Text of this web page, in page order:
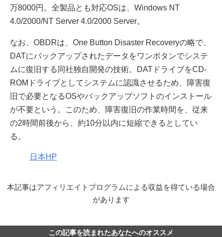
万8000円。全製品とも対応OSは、Windows NT
4.0/2000/NT Server 4.0/2000 Server。
なお、OBDRは、One Button Disaster Recoveryの略で、
DATにバックアップされたデータをワンボタンでシステ
ムに復旧する同社独自開発の技術。DATドライブをCD-
ROMドライブとしてシステムに認識させるため、障害復
旧で必要となるOSやバックアップソフトのインストール
が不要という。このため、障害復旧の作業時間を、従来
の2時間前後から、約10分以内に短縮できるとしてい
る。
日本HP
本記事はアフィリエイトプログラムによる収益を得ている場合
があります
この記事を読まれたあなたへのオススメ